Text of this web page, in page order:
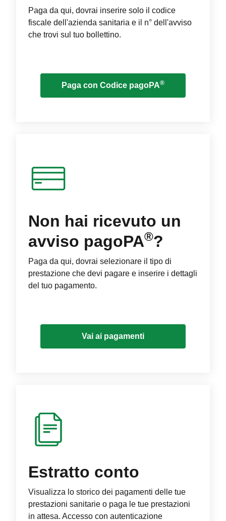
Paga da qui, dovrai inserire solo il codice
fiscale dell'azienda sanitaria e il n° dell'avviso
che trovi sul tuo bollettino.
Paga con Codice pagoPA®
Non hai ricevuto un
avviso pagoPA®?
Paga da qui, dovrai selezionare il tipo di
prestazione che devi pagare e inserire i dettagli
del tuo pagamento.
Vai ai pagamenti
Estratto conto
Visualizza lo storico dei pagamenti delle tue
prestazioni sanitarie o paga le tue prestazioni
in attesa. Accesso con autenticazione